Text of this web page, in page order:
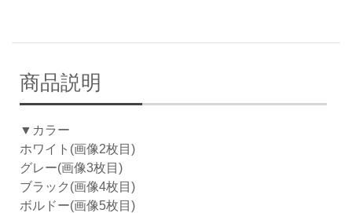
商品説明
▼カラー
ホワイト(画像2枚目)
グレー(画像3枚目)
ブラック(画像4枚目)
ボルドー(画像5枚目)